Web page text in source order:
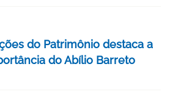
do Patrimônio destaca a
do Abílio Barreto